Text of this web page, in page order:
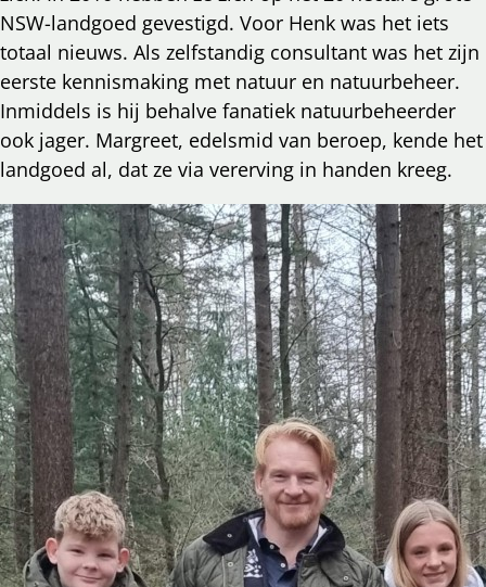
NSW-landgoed gevestigd. Voor Henk was het iets
totaal nieuws. Als zelfstandig consultant was het zijn
eerste kennismaking met natuur en natuurbeheer.
Inmiddels is hij behalve fanatiek natuurbeheerder
ook jager. Margreet, edelsmid van beroep, kende het
landgoed al, dat ze via vererving in handen kreeg.